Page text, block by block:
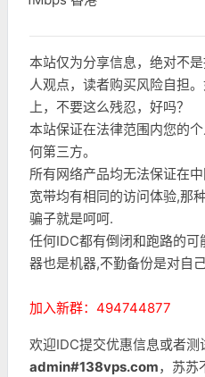
本站仅为分享信息，绝对不
人观点，读者购买风险自担
上，不要这么残忍，好吗？
本站保证在法律范围内您的
何第三方。
所有网络产品均无法保证在
宽带均有相同的访问体验,那
骗子就是呵呵.
任何IDC都有倒闭和跑路的
器也是机器,不勤备份是对自
加入新群：494744877
欢迎IDC提交优惠信息或者
admin#138vps.com，苏苏